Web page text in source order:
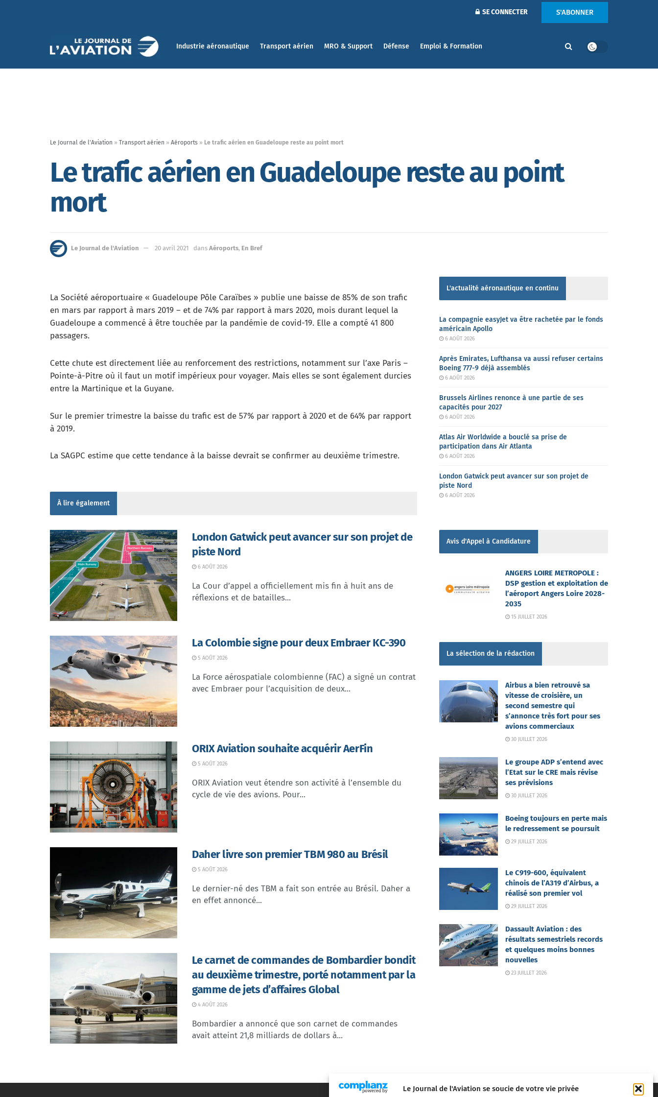
Le Journal de l'Aviation se soucie de votre vie privée
SE CONNECTER S'ABONNER
Industrie aéronautique Transport aérien MRO & Support Défense Emploi & Formation
Le Journal de l'Aviation » Transport aérien » Aéroports » Le trafic aérien en Guadeloupe reste au point mort
Le trafic aérien en Guadeloupe reste au point
mort
Le Journal de l'Aviation 20 avril 2021 dans Aéroports, En Bref
La Société aéroportuaire « Guadeloupe Pôle Caraïbes » publie une baisse de 85% de son trafic
en mars par rapport à mars 2019 – et de 74% par rapport à mars 2020, mois durant lequel la
Guadeloupe a commencé à être touchée par la pandémie de covid-19. Elle a compté 41 800
passagers.
Cette chute est directement liée au renforcement des restrictions, notamment sur l’axe Paris –
Pointe-à-Pitre où il faut un motif impérieux pour voyager. Mais elles se sont également durcies
entre la Martinique et la Guyane.
Sur le premier trimestre la baisse du trafic est de 57% par rapport à 2020 et de 64% par rapport
à 2019.
La SAGPC estime que cette tendance à la baisse devrait se confirmer au deuxième trimestre.
À lire également
London Gatwick peut avancer sur son projet de
piste Nord
6 AOÛT 2026
La Cour d’appel a officiellement mis fin à huit ans de
réflexions et de batailles...
La Colombie signe pour deux Embraer KC-390
5 AOÛT 2026
La Force aérospatiale colombienne (FAC) a signé un contrat
avec Embraer pour l’acquisition de deux...
ORIX Aviation souhaite acquérir AerFin
5 AOÛT 2026
ORIX Aviation veut étendre son activité à l’ensemble du
cycle de vie des avions. Pour...
Daher livre son premier TBM 980 au Brésil
5 AOÛT 2026
Le dernier-né des TBM a fait son entrée au Brésil. Daher a
en effet annoncé...
Le carnet de commandes de Bombardier bondit
au deuxième trimestre, porté notamment par la
gamme de jets d’affaires Global
4 AOÛT 2026
Bombardier a annoncé que son carnet de commandes
avait atteint 21,8 milliards de dollars à...
L'actualité aéronautique en continu
La compagnie easyJet va être rachetée par le fonds
américain Apollo
6 AOÛT 2026
Après Emirates, Lufthansa va aussi refuser certains
Boeing 777-9 déjà assemblés
6 AOÛT 2026
Brussels Airlines renonce à une partie de ses
capacités pour 2027
6 AOÛT 2026
Atlas Air Worldwide a bouclé sa prise de
participation dans Air Atlanta
6 AOÛT 2026
London Gatwick peut avancer sur son projet de
piste Nord
6 AOÛT 2026
Avis d'Appel à Candidature
ANGERS LOIRE METROPOLE :
DSP gestion et exploitation de
l’aéroport Angers Loire 2028-
2035
15 JUILLET 2026
La sélection de la rédaction
Airbus a bien retrouvé sa
vitesse de croisière, un
second semestre qui
s’annonce très fort pour ses
avions commerciaux
30 JUILLET 2026
Le groupe ADP s’entend avec
l’Etat sur le CRE mais révise
ses prévisions
30 JUILLET 2026
Boeing toujours en perte mais
le redressement se poursuit
29 JUILLET 2026
Le C919-600, équivalent
chinois de l’A319 d’Airbus, a
réalisé son premier vol
29 JUILLET 2026
Dassault Aviation : des
résultats semestriels records
et quelques moins bonnes
nouvelles
23 JUILLET 2026